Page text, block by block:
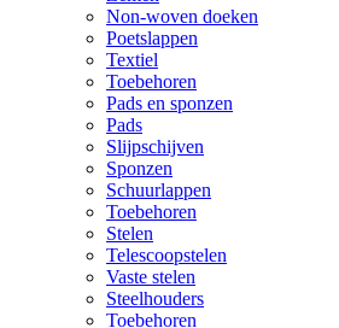
Non-woven doeken
Poetslappen
Textiel
Toebehoren
Pads en sponzen
Pads
Slijpschijven
Sponzen
Schuurlappen
Toebehoren
Stelen
Telescoopstelen
Vaste stelen
Steelhouders
Toebehoren